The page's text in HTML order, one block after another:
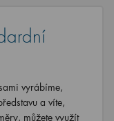
vyrábíme,
a víte,
můžete využít